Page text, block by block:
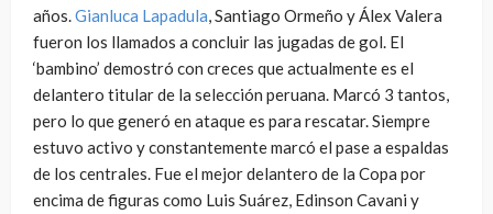
años. Gianluca Lapadula , Santiago Ormeño y Álex Valera
fueron los llamados a concluir las jugadas de gol. El
‘bambino’ demostró con creces que actualmente es el
delantero titular de la selección peruana. Marcó 3 tantos,
pero lo que generó en ataque es para rescatar. Siempre
estuvo activo y constantemente marcó el pase a espaldas
de los centrales. Fue el mejor delantero de la Copa por
encima de figuras como Luis Suárez, Edinson Cavani y